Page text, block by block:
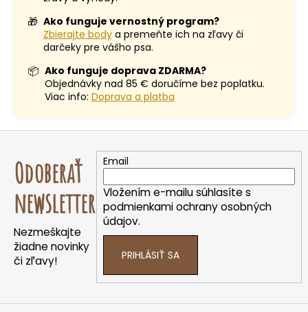
🎁 Ako funguje vernostný program?
Zbierajte bodya premeňte ich na zľavy či
darčeky pre vášho psa.
📦 Ako funguje doprava ZDARMA?
Objednávky nad 85 € doručíme bez poplatku.
Viac info: Doprava a platba
Odoberať
newsletter
Nezmeškajte
žiadne novinky
či zľavy!
Email
Vložením e-mailu súhlasíte s
podmienkami ochrany osobných
údajov.
PRIHLÁSIŤ SA